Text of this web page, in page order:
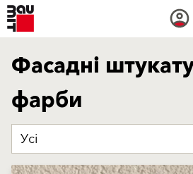
Фасадні
фарби
Усі